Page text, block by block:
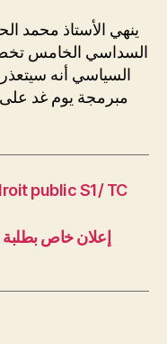
ينهي الأستاذ محمد
السداسي الخامس تخصص
السياسي أنه
مبرمجة يوم غد
public S1/ TC
إعلان خاص بطلبة